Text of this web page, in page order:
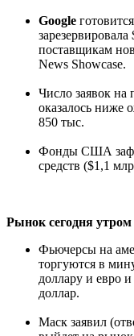
Google
поставщикам
News Showcase.
Число заявок на
оказалось ниже
850 тыс.
Фонды США
средств ($1,1
Рынок сегодня утром
Фьючерсы на
торгуются в
доллару и евро и
доллар.
Маск заявил